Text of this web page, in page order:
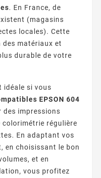
. En France, de
(magasins
locales). Cette
matériaux et
durable de votre
idéale si vous
EPSON 604
des impressions
régulière
En adaptant vos
en choisissant le bon
et en
vous profitez